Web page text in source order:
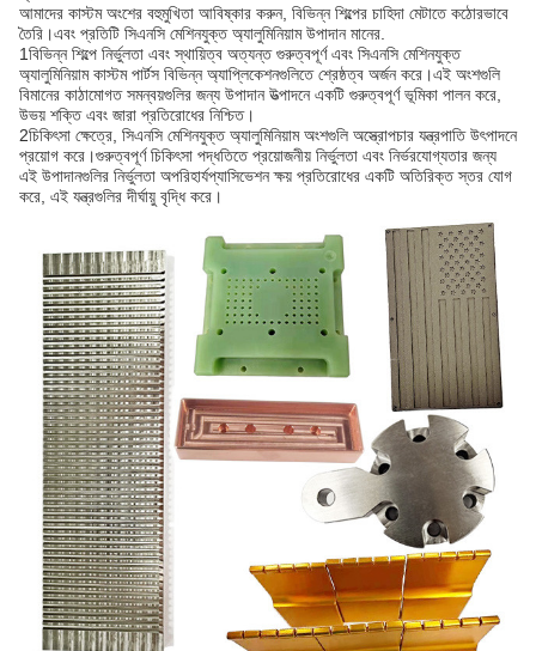
আমাদের কাস্টম অংশের বহুমুখিতা আবিষ্কার করুন, বিভিন্ন শিল্পের চাহিদা মেটাতে কঠোরভাবে
তৈরি।এবং প্রতিটি সিএনসি মেশিনযুক্ত অ্যালুমিনিয়াম উপাদান মানের.
1বিভিন্ন শিল্পে নির্ভুলতা এবং স্থায়িত্ব অত্যন্ত গুরুত্বপূর্ণ এবং সিএনসি মেশিনযুক্ত
অ্যালুমিনিয়াম কাস্টম পার্টস বিভিন্ন অ্যাপ্লিকেশনগুলিতে শ্রেষ্ঠত্ব অর্জন করে।এই অংশগুলি
বিমানের কাঠামোগত সমন্বয়গুলির জন্য উপাদান উত্পাদনে একটি গুরুত্বপূর্ণ ভূমিকা পালন করে,
উভয় শক্তি এবং জারা প্রতিরোধের নিশ্চিত।
2চিকিৎসা ক্ষেত্রে, সিএনসি মেশিনযুক্ত অ্যালুমিনিয়াম অংশগুলি অস্ত্রোপচার যন্ত্রপাতি উৎপাদনে
প্রয়োগ করে।গুরুত্বপূর্ণ চিকিৎসা পদ্ধতিতে প্রয়োজনীয় নির্ভুলতা এবং নির্ভরযোগ্যতার জন্য
এই উপাদানগুলির নির্ভুলতা অপরিহার্যপ্যাসিভেশন ক্ষয় প্রতিরোধের একটি অতিরিক্ত স্তর যোগ
করে, এই যন্ত্রগুলির দীর্ঘায়ু বৃদ্ধি করে।